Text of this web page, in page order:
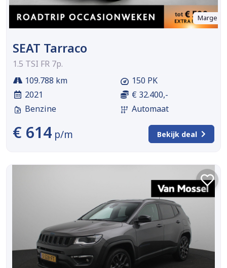
Marge
SEAT Tarraco
1.5 TSI FR 7p.
109.788 km
2021
Benzine
150 PK
€ 32.400,-
Automaat
€ 614 p/m Bekijk deal